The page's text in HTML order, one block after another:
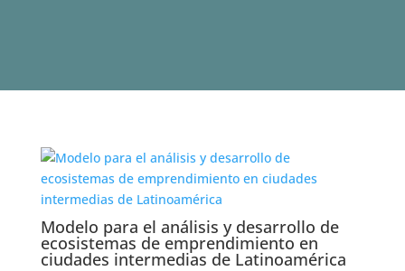
Modelo para el análisis y desarrollo de
ecosistemas de emprendimiento en
ciudades intermedias de Latinoamérica